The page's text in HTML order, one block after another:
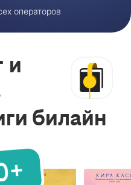
операторов
и
билайн